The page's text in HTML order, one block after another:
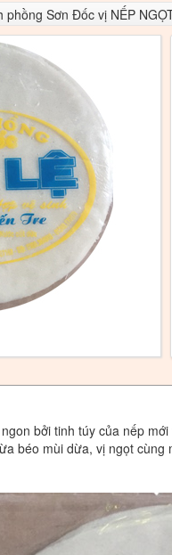
phồng Sơn Đốc vị NẾP
ngon bởi tinh túy của nếp
béo mùi dừa, vị ngọt